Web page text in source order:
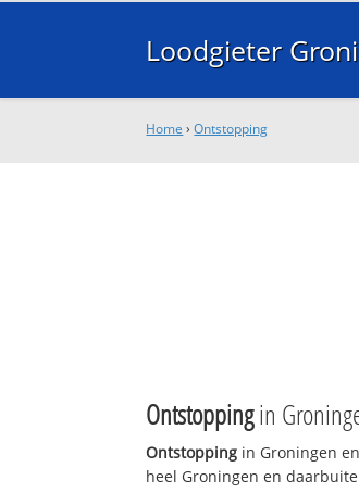
Loodgieter
Home ›Ontstopping
Ontstoppingin
Ontstopping in Groningen
heel Groningen en